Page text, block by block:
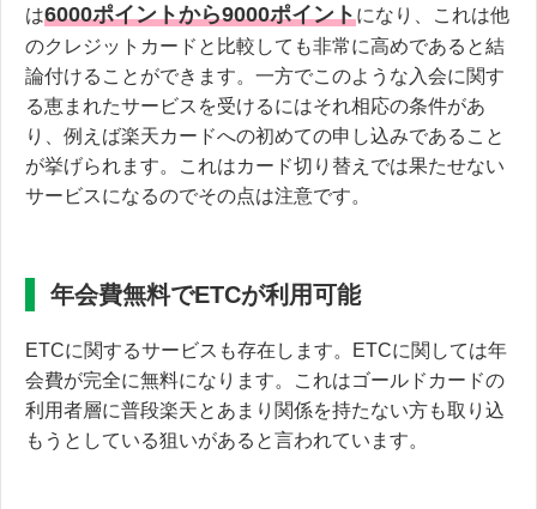
は6000ポイントから9000ポイントになり、これは他
のクレジットカードと比較しても非常に高めであると結
論付けることができます。一方でこのような入会に関す
る恵まれたサービスを受けるにはそれ相応の条件があ
り、例えば楽天カードへの初めての申し込みであること
が挙げられます。これはカード切り替えでは果たせない
サービスになるのでその点は注意です。
年会費無料でETCが利用可能
ETCに関するサービスも存在します。ETCに関しては年
会費が完全に無料になります。これはゴールドカードの
利用者層に普段楽天とあまり関係を持たない方も取り込
もうとしている狙いがあると言われています。